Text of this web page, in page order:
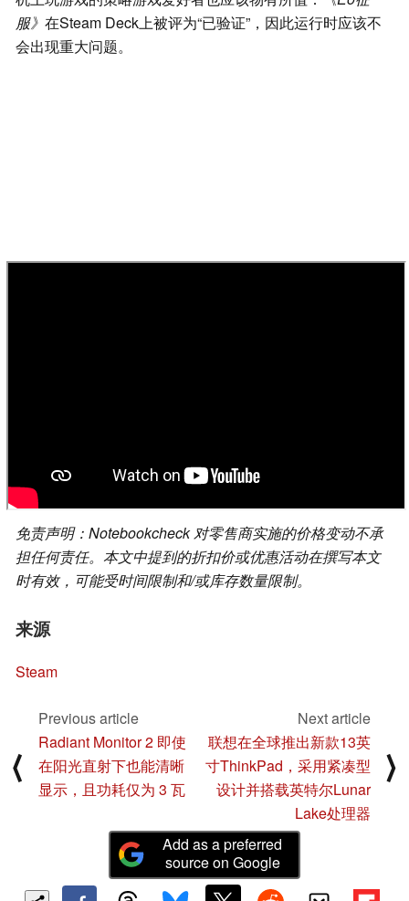
服》 在Steam Deck上被评为“已验证”，因此运行时应该不
会出现重大问题。
免责声明：Notebookcheck 对零售商实施的价格变动不承
担任何责任。本文中提到的折扣价或优惠活动在撰写本文
时有效，可能受时间限制和/或库存数量限制。
来源
Steam
⟨
Previous article
Radiant Monitor 2 即使
在阳光直射下也能清晰
显示，且功耗仅为 3 瓦
Next article
联想在全球推出新款13英
寸ThinkPad，采用紧凑型
设计并搭载英特尔Lunar
Lake处理器
⟩
Add as a preferred
source on Google